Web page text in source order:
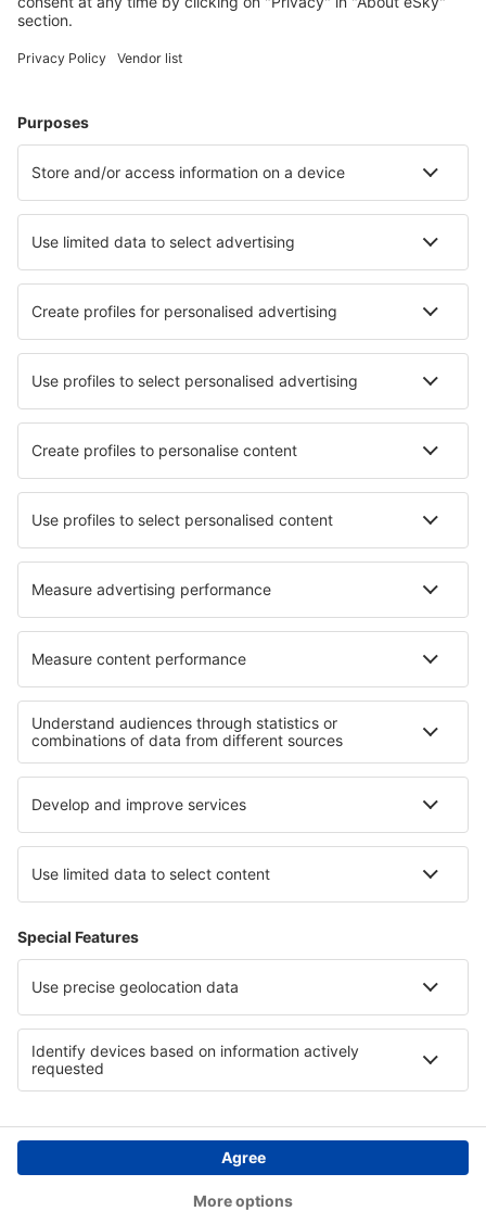
Nejvyhledávanější hotely uživateli eSky
Hotely v Panamě - Oblíbená města
Hotely in Pedasí Hotely in Playa Coronado
Hotely in Bejuco Hotely in Chilibre
Hotely Las Cumbres
Nejlepší hotely - města
Hotely in Dobbin-Linstow Hotely in Nawton
Hotely in Ruurlo Hotely in Porter Hotely Spelle
Hotely in Saint-Nicolas-de-Redon Hotely in Quogue
Hotely in New Iberia
Nejlepší hotely - regiony
Hotely v Darién Hotely in Bocas del Toro
Hotely v Colón Hotely in San Blas Islands
Hotely v Coclé Hotely v Izmiru Hotely in Brac Island
Hotely na ostrově Fuerteventura
Hotely v Kitzbühelských Alpách Hotely v Irsku
Copyright © eSky.cz. Všechna práva vyhrazena.